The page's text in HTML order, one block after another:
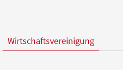
Wirtschaftsvereinigung